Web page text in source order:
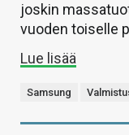
joskin
vuoden toiselle
Lue lisää
Samsung